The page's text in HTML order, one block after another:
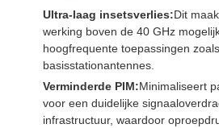
Ultra-laag insetsverlies:Dit
werking boven de 40 GHz
hoogfrequente toepassingen
basisstationantennes.
Verminderde PIM:Minimaliseert
voor een duidelijke
infrastructuur, waardoor